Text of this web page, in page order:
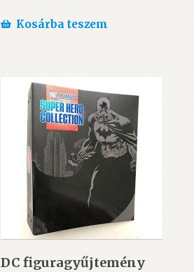
Kosárba teszem
DC figuragyűjtemény